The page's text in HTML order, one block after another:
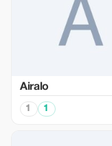
Airalo
1 1